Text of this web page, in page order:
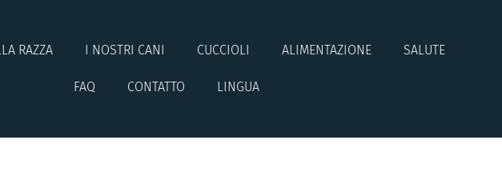
RAZZA I NOSTRI CANI CUCCIOLI ALIMENTAZIONE SALUTE
FAQ CONTATTO LINGUA